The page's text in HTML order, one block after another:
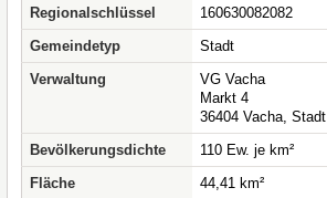
Regionalschlüssel
160630082082
Gemeindetyp
Stadt
Verwaltung
VG Vacha
Markt 4
36404 Vacha, Stadt
Bevölkerungsdichte
110 Ew. je km²
Fläche
44,41 km²